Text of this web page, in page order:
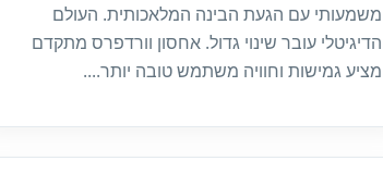
משמעותי עם הגעת הבינה המלאכותית. העולם
הדיגיטלי עובר שינוי גדול. אחסון וורדפרס מתקדם
מציע גמישות וחוויה משתמש טובה יותר....